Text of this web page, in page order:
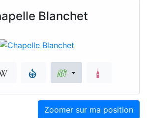
Blanchet
Zoomer sur ma position